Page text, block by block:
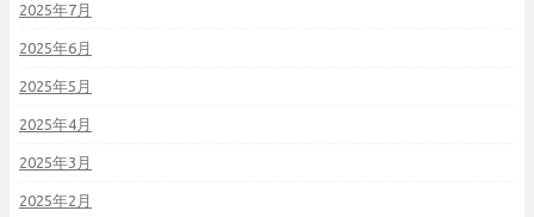
2025年7月
2025年6月
2025年5月
2025年4月
2025年3月
2025年2月